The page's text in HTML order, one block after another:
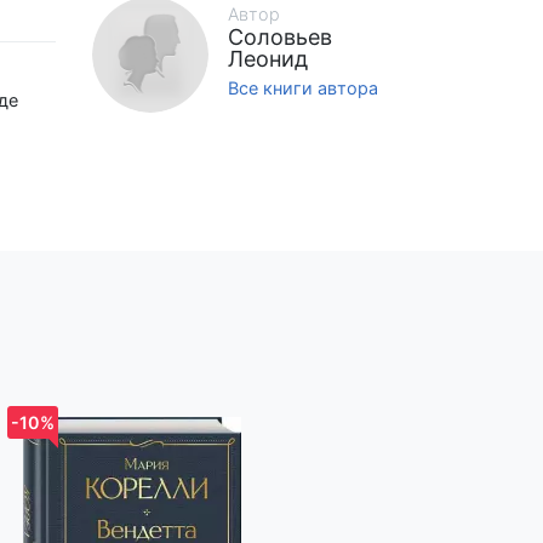
Автор
Соловьев
Леонид
Все книги автора
-10%